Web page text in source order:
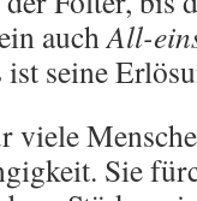
auchAll-
ist seine
Sie